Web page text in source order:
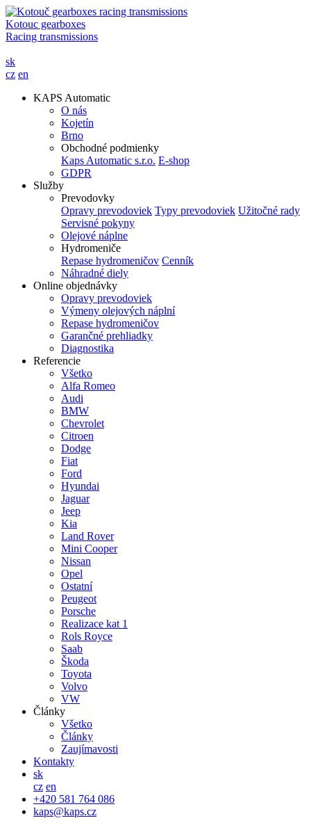
Kotouc gearboxes
Racing transmissions
sk
cz en
KAPS Automatic
O nás
Kojetín
Brno
Obchodné podmienky
Kaps Automatic s.r.o. E-shop
GDPR
Služby
Prevodovky
Opravy prevodoviek Typy prevodoviek Užitočné rady
Servisné pokyny
Olejové náplne
Hydromeniče
Repase hydromeničov Cenník
Náhradné diely
Online objednávky
Opravy prevodoviek
Výmeny olejových náplní
Repase hydromeničov
Garančné prehliadky
Diagnostika
Referencie
Všetko
Alfa Romeo
Audi
BMW
Chevrolet
Citroen
Dodge
Fiat
Ford
Hyundai
Jaguar
Jeep
Kia
Land Rover
Mini Cooper
Nissan
Opel
Ostatní
Peugeot
Porsche
Realizace kat 1
Rols Royce
Saab
Škoda
Toyota
Volvo
VW
Články
Všetko
Články
Zaujímavosti
Kontakty
sk
cz en
+420 581 764 086
kaps@kaps.cz